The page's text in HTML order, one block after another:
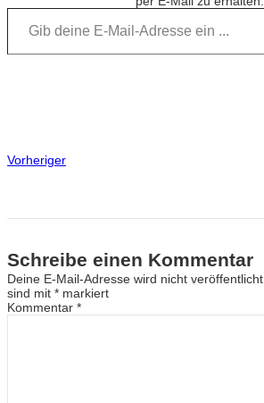
Gib deine E-Mail-Adresse ein …
Vorheriger
Schreibe einen Kommentar
Deine E-Mail-Adresse wird nicht veröffentlicht.
sind mit * markiert
Kommentar *